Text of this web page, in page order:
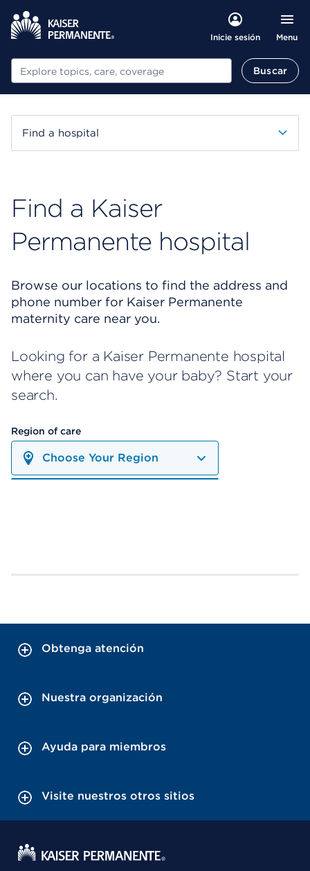
Inicie sesión Menu
Buscar Buscar
Find a hospital
Find a Kaiser
Permanente hospital
Browse our locations to find the address and
phone number for Kaiser Permanente
maternity care near you.
Looking for a Kaiser Permanente hospital
where you can have your baby? Start your
search.
Region of care
Choose Your Region
Obtenga atención
Nuestra organización
Ayuda para miembros
Visite nuestros otros sitios